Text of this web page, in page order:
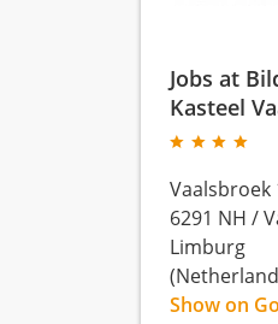
Jobs at
Kasteel
Vaalsbroek
6291 NH /
Limburg
Show on